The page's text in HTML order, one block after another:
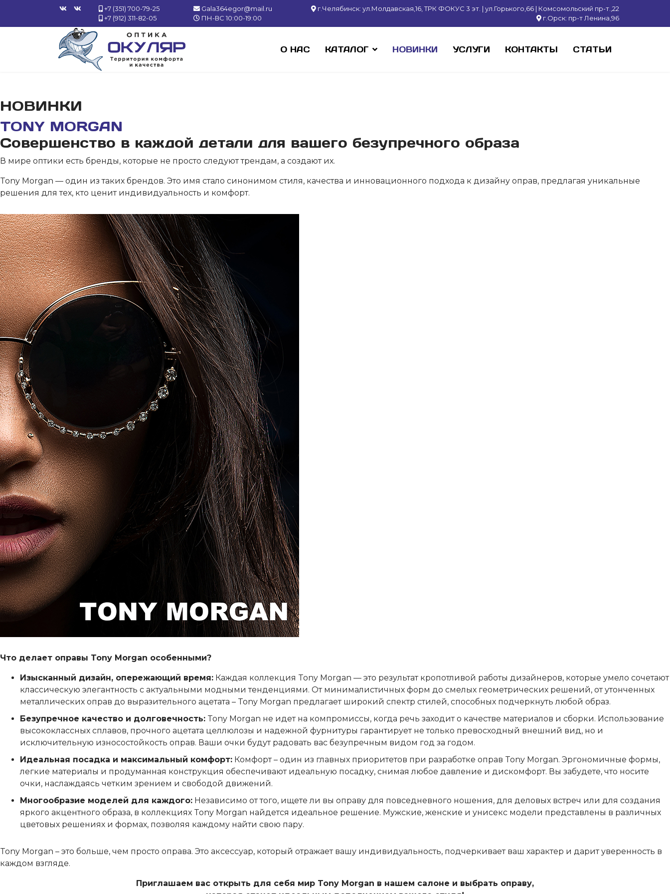
+7 (351) 700-79-25
+7 (912) 311-82-05
Gala364egor@mail.ru
ПН-ВС 10:00-19:00
г.Челябинск: ул.Молдавская,16, ТРК ФОКУС 3 эт. | ул.Горького,66 | Комсомольский пр-т.,22
г.Орск: пр-т Ленина,96
О НАС КАТАЛОГ НОВИНКИ УСЛУГИ КОНТАКТЫ СТАТЬИ
НОВИНКИ
TONY MORGAN
Совершенство в каждой детали для вашего безупречного образа
В мире оптики есть бренды, которые не просто следуют трендам, а создают их.
Tony Morgan — один из таких брендов. Это имя стало синонимом стиля, качества и инновационного подхода к дизайну оправ, предлагая уникальные
решения для тех, кто ценит индивидуальность и комфорт.
Что делает оправы Tony Morgan особенными?
Изысканный дизайн, опережающий время: Каждая коллекция Tony Morgan — это результат кропотливой работы дизайнеров, которые умело сочетают
классическую элегантность с актуальными модными тенденциями. От минималистичных форм до смелых геометрических решений, от утонченных
металлических оправ до выразительного ацетата – Tony Morgan предлагает широкий спектр стилей, способных подчеркнуть любой образ.
Безупречное качество и долговечность: Tony Morgan не идет на компромиссы, когда речь заходит о качестве материалов и сборки. Использование
высококлассных сплавов, прочного ацетата целлюлозы и надежной фурнитуры гарантирует не только превосходный внешний вид, но и
исключительную износостойкость оправ. Ваши очки будут радовать вас безупречным видом год за годом.
Идеальная посадка и максимальный комфорт: Комфорт – один из главных приоритетов при разработке оправ Tony Morgan. Эргономичные формы,
легкие материалы и продуманная конструкция обеспечивают идеальную посадку, снимая любое давление и дискомфорт. Вы забудете, что носите
очки, наслаждаясь четким зрением и свободой движений.
Многообразие моделей для каждого: Независимо от того, ищете ли вы оправу для повседневного ношения, для деловых встреч или для создания
яркого акцентного образа, в коллекциях Tony Morgan найдется идеальное решение. Мужские, женские и унисекс модели представлены в различных
цветовых решениях и формах, позволяя каждому найти свою пару.
Tony Morgan – это больше, чем просто оправа. Это аксессуар, который отражает вашу индивидуальность, подчеркивает ваш характер и дарит уверенность в
каждом взгляде.
Приглашаем вас открыть для себя мир Tony Morgan в нашем салоне и выбрать оправу,